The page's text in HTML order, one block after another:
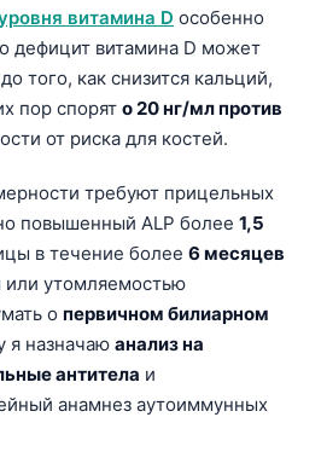
витамина D особенно
дефицит витамина D может
того, как снизится кальций,
пор спорят о 20 нг/мл против
от риска для костей.
требуют прицельных
повышенный ALP более 1,5
в течение более 6 месяцев
утомляемостью
о первичном билиарном
я назначаю анализ на
антитела и
анамнез аутоиммунных